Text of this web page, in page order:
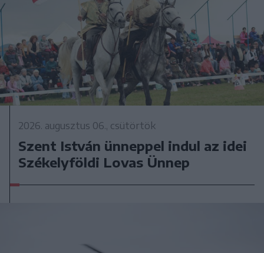
2026. augusztus 06., csütörtök
Szent István ünneppel indul az idei
Székelyföldi Lovas Ünnep